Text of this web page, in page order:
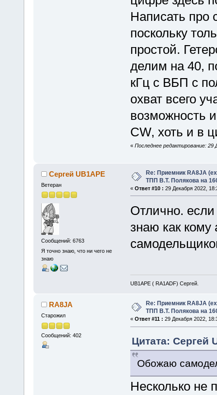
Написать про
поскольку
простой.
делим на 40,
кГц с ВБП с
охват всего
возможность
CW, хоть и в
« Последнее редактирование: 29
Сергей UB1APE
Ветеран
Сообщений: 6763
Я точно знаю, что ни чего не
знаю
Re: Приемник RA8JA
ТПП В.Т. Полякова на
« Ответ #10 : 29 Декабря 2022,
Отлично.
знаю как
UB1APE ( RA1ADF) Сергей.
RA8JA
Старожил
Сообщений: 402
Re: Приемник RA8JA
ТПП В.Т. Полякова на
« Ответ #11 : 29 Декабря 2022,
Цитата: Сергей
Обожаю
Несколько не